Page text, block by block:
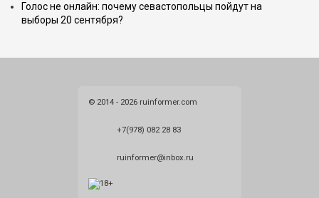
Голос не онлайн: почему севастопольцы пойдут на
выборы 20 сентября?
© 2014 - 2026 ruinformer.com
+7(978) 082 28 83
ruinformer@inbox.ru